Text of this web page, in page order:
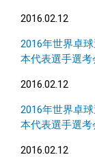
2016.02.12
2016年世界卓
本代表選手選
2016.02.12
2016年世界卓
本代表選手選考
2016.02.12